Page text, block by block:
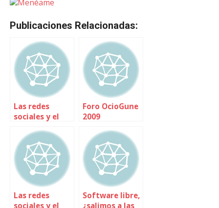
Menéame
Publicaciones Relacionadas:
Las redes
sociales y el
calles al
ordenador o
del ordenador
a las calles?
Foro OcioGune
2009
Las redes
sociales y el
Software libre,
¿salimos a las